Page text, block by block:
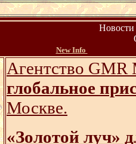
New Info
Агентство
глобальное
Москве.
«Золотой луч»